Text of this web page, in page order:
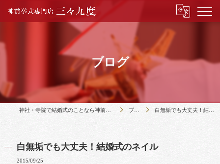
ブログ
神社・寺院で結婚式のことなら神前挙式専門店三々九度 ブログ 白無垢でも大丈夫！結婚式のネイル
白無垢でも大丈夫！結婚式のネイル
2015/09/25